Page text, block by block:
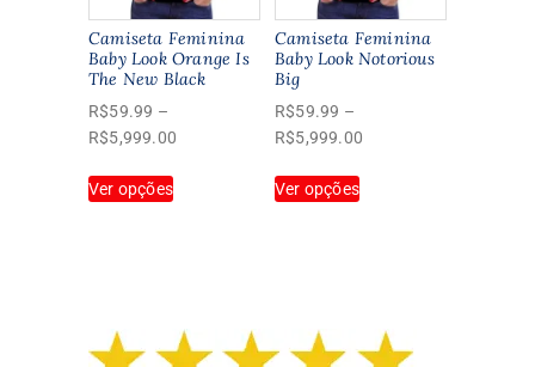
na
página
do
produto
na
página
Camiseta Feminina
Baby Look Orange Is
The New Black
R$59.99 –
R$5,999.00
Ver opçõesproduto
opções
podem
Camiseta Feminina
Baby Look Notorious
Big
R$59.99 –
R$5,999.00
Ver opçõesproduto
opções
podem